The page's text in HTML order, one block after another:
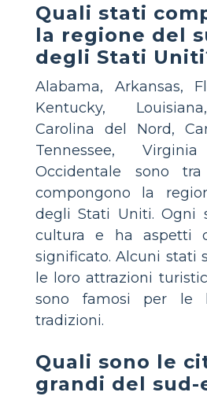
Quali stati
la regione del
degli Stati
Alabama, Arkansas,
Kentucky,
Carolina del Nord,
Tennessee,
Occidentale sono
compongono la
degli Stati Uniti. Ogni
cultura e ha aspetti
significato. Alcuni stati
le loro attrazioni
sono famosi per le
tradizioni.
Quali sono le
grandi del sud-